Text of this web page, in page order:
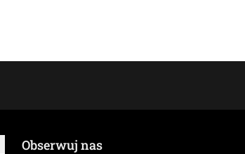
Obserwuj nas